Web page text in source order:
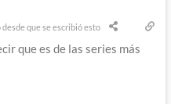
desde que se escribió esto
que es de las series más